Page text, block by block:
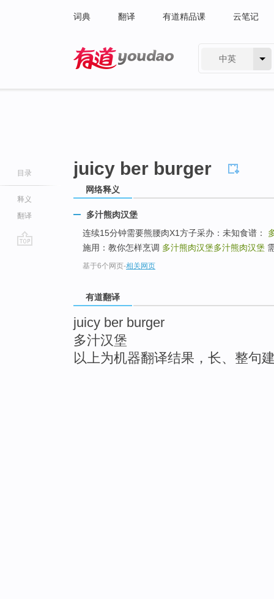
词典 翻译 有道精品课 云笔记
中英
目录
释义
翻译
juicy ber burger
网络释义
多汁熊肉汉堡
连续15分钟需要熊腰肉X1方子采办：未知食谱：
施用：教你怎样烹调 多汁熊肉汉堡多汁熊肉汉堡
基于6个网页-相关网页
有道翻译
juicy ber burger
多汁汉堡
以上为机器翻译结果，长、整句